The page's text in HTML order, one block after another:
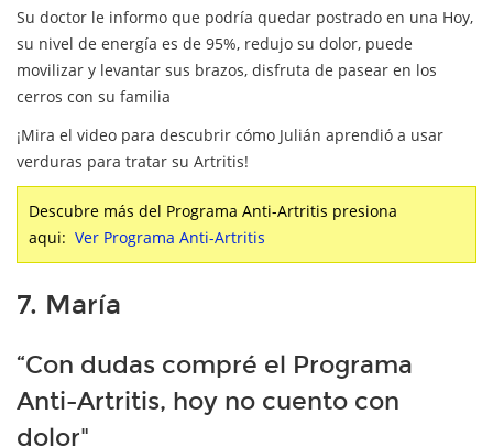
Su doctor le informo que podría quedar postrado en una Hoy,
su nivel de energía es de 95%, redujo su dolor, puede
movilizar y levantar sus brazos, disfruta de pasear en los
cerros con su familia
¡Mira el video para descubrir cómo Julián aprendió a usar
verduras para tratar su Artritis!
Descubre más del Programa Anti-Artritis presiona
aqui: Ver Programa Anti-Artritis
7. María
“Con dudas compré el Programa
Anti-Artritis, hoy no cuento con
dolor"